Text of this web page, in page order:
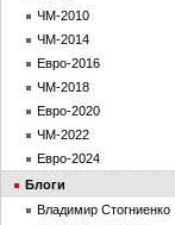
ЧМ-2010
ЧМ-2014
Евро-2016
ЧМ-2018
Евро-2020
ЧМ-2022
Евро-2024
Блоги
Владимир Стогниенко